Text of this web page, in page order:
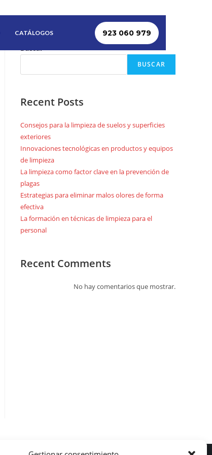
CATÁLOGOS 923 060 979
Buscar
BUSCAR
Recent Posts
Consejos para la limpieza de suelos y superficies
exteriores
Innovaciones tecnológicas en productos y equipos
de limpieza
La limpieza como factor clave en la prevención de
plagas
Estrategias para eliminar malos olores de forma
efectiva
La formación en técnicas de limpieza para el
personal
Recent Comments
No hay comentarios que mostrar.